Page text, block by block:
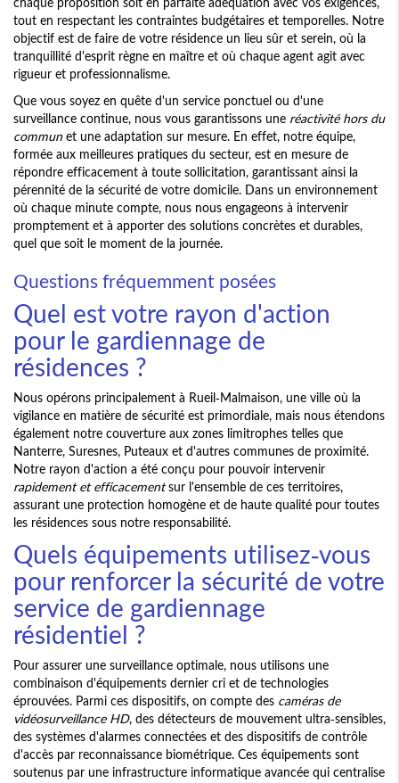
tout en respectant les contraintes budgétaires et temporelles. Notre
objectif est de faire de votre résidence un lieu sûr et serein, où la
tranquillité d'esprit règne en maître et où chaque agent agit avec
rigueur et professionnalisme.
Que vous soyez en quête d'un service ponctuel ou d'une
surveillance continue, nous vous garantissons une réactivité hors du
communet une adaptation sur mesure. En effet, notre équipe,
formée aux meilleures pratiques du secteur, est en mesure de
répondre efficacement à toute sollicitation, garantissant ainsi la
pérennité de la sécurité de votre domicile. Dans un environnement
où chaque minute compte, nous nous engageons à intervenir
promptement et à apporter des solutions concrètes et durables,
quel que soit le moment de la journée.
Questions fréquemment posées
Quel est votre rayon d'action
pour le gardiennage de
résidences ?
Nous opérons principalement à Rueil-Malmaison, une ville où la
vigilance en matière de sécurité est primordiale, mais nous étendons
également notre couverture aux zones limitrophes telles que
Nanterre, Suresnes, Puteaux et d'autres communes de proximité.
Notre rayon d'action a été conçu pour pouvoir intervenir
rapidement et efficacementsur l'ensemble de ces territoires,
assurant une protection homogène et de haute qualité pour toutes
les résidences sous notre responsabilité.
Quels équipements utilisez-vous
pour renforcer la sécurité de votre
service de gardiennage
résidentiel ?
Pour assurer une surveillance optimale, nous utilisons une
combinaison d'équipements dernier cri et de technologies
éprouvées. Parmi ces dispositifs, on compte des caméras de
vidéosurveillance HD, des détecteurs de mouvement ultra-sensibles,
des systèmes d'alarmes connectées et des dispositifs de contrôle
d'accès par reconnaissance biométrique. Ces équipements sont
soutenus par une infrastructure informatique avancée qui centralise